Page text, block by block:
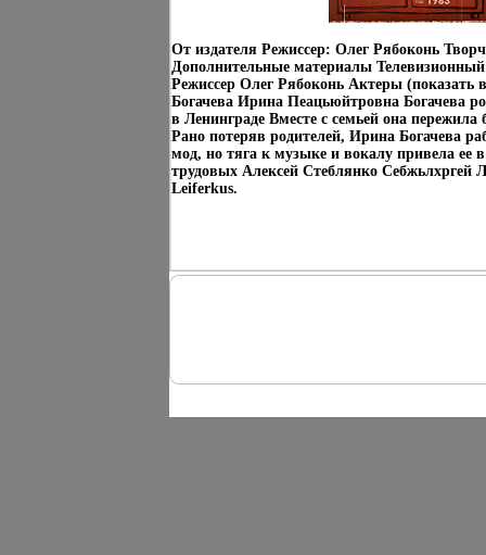
От издателя Режиссер: Олег Рябоконь
Дополнительные материалы Телевизионный
Режиссер Олег Рябоконь Актеры (показать
Богачева Ирина Пеацьюйтровна Богачева
в Ленинграде Вместе с семьей она пережила
Рано потеряв родителей, Ирина Богачева
мод, но тяга к музыке и вокалу привела ее
трудовых Алексей Стеблянко Себжьлхргей
Leiferkus.